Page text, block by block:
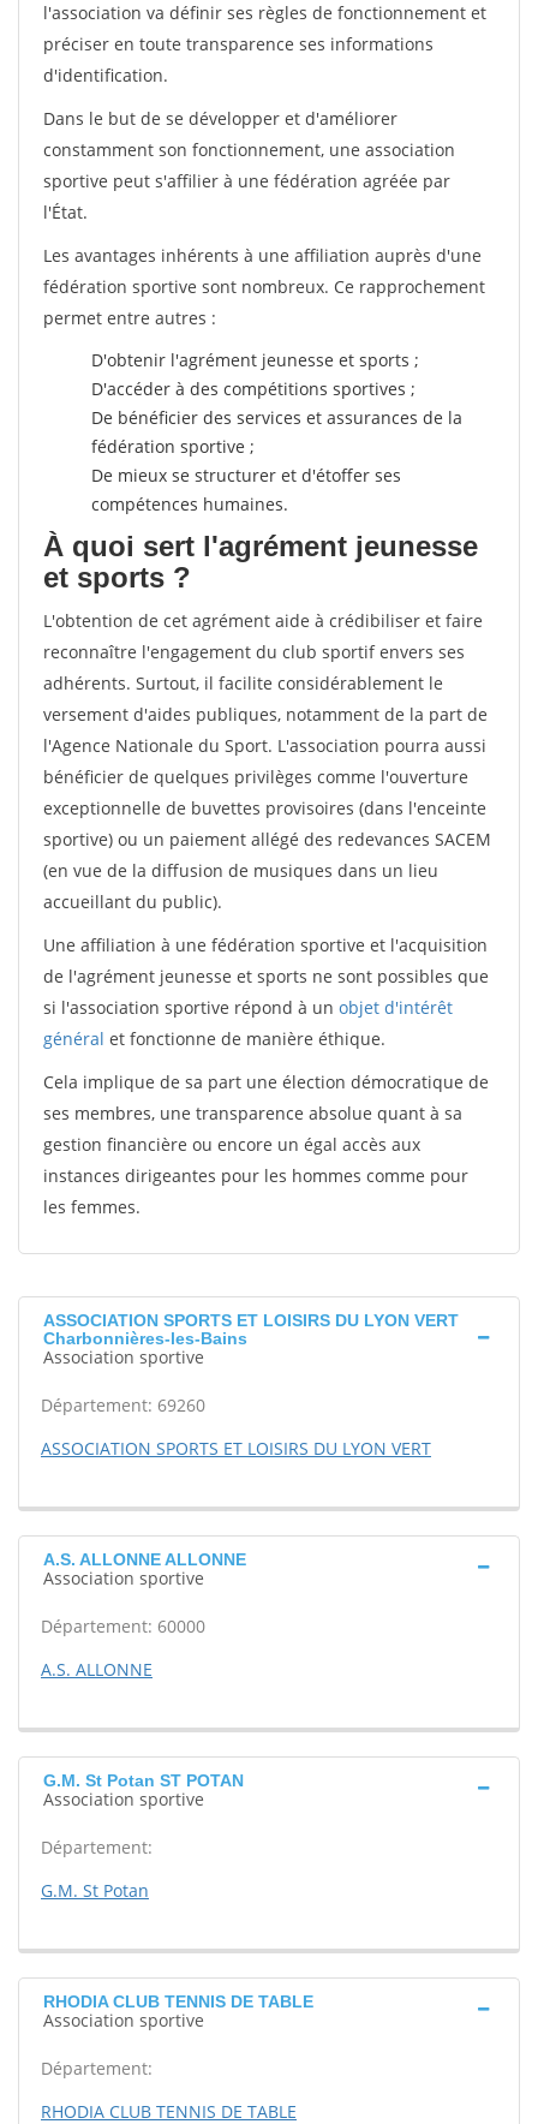
l'association va définir ses règles de fonctionnement et
préciser en toute transparence ses informations
d'identification.
Dans le but de se développer et d'améliorer
constamment son fonctionnement, une association
sportive peut s'affilier à une fédération agréée par
l'État.
Les avantages inhérents à une affiliation auprès d'une
fédération sportive sont nombreux. Ce rapprochement
permet entre autres :
D'obtenir l'agrément jeunesse et sports ;
D'accéder à des compétitions sportives ;
De bénéficier des services et assurances de la
fédération sportive ;
De mieux se structurer et d'étoffer ses
compétences humaines.
À quoi sert l'agrément jeunesse
et sports ?
L'obtention de cet agrément aide à crédibiliser et faire
reconnaître l'engagement du club sportif envers ses
adhérents. Surtout, il facilite considérablement le
versement d'aides publiques, notamment de la part de
l'Agence Nationale du Sport. L'association pourra aussi
bénéficier de quelques privilèges comme l'ouverture
exceptionnelle de buvettes provisoires (dans l'enceinte
sportive) ou un paiement allégé des redevances SACEM
(en vue de la diffusion de musiques dans un lieu
accueillant du public).
Une affiliation à une fédération sportive et l'acquisition
de l'agrément jeunesse et sports ne sont possibles que
si l'association sportive répond à un objet d'intérêt
général et fonctionne de manière éthique.
Cela implique de sa part une élection démocratique de
ses membres, une transparence absolue quant à sa
gestion financière ou encore un égal accès aux
instances dirigeantes pour les hommes comme pour
les femmes.
ASSOCIATION SPORTS ET LOISIRS DU LYON VERT
Charbonnières-les-Bains
Association sportive
Département: 69260
ASSOCIATION SPORTS ET LOISIRS DU LYON VERT
A.S. ALLONNE ALLONNE
Association sportive
Département: 60000
A.S. ALLONNE
G.M. St Potan ST POTAN
Association sportive
Département:
G.M. St Potan
RHODIA CLUB TENNIS DE TABLE
Association sportive
Département:
RHODIA CLUB TENNIS DE TABLE